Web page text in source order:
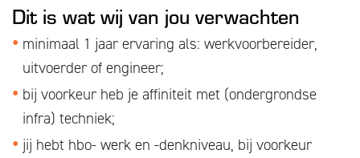
Dit is wat wij van jou verwachten
minimaal 1 jaar ervaring als: werkvoorbereider,
uitvoerder of engineer;
bij voorkeur heb je affiniteit met (ondergrondse
infra) techniek;
jij hebt hbo- werk en -denkniveau, bij voorkeur